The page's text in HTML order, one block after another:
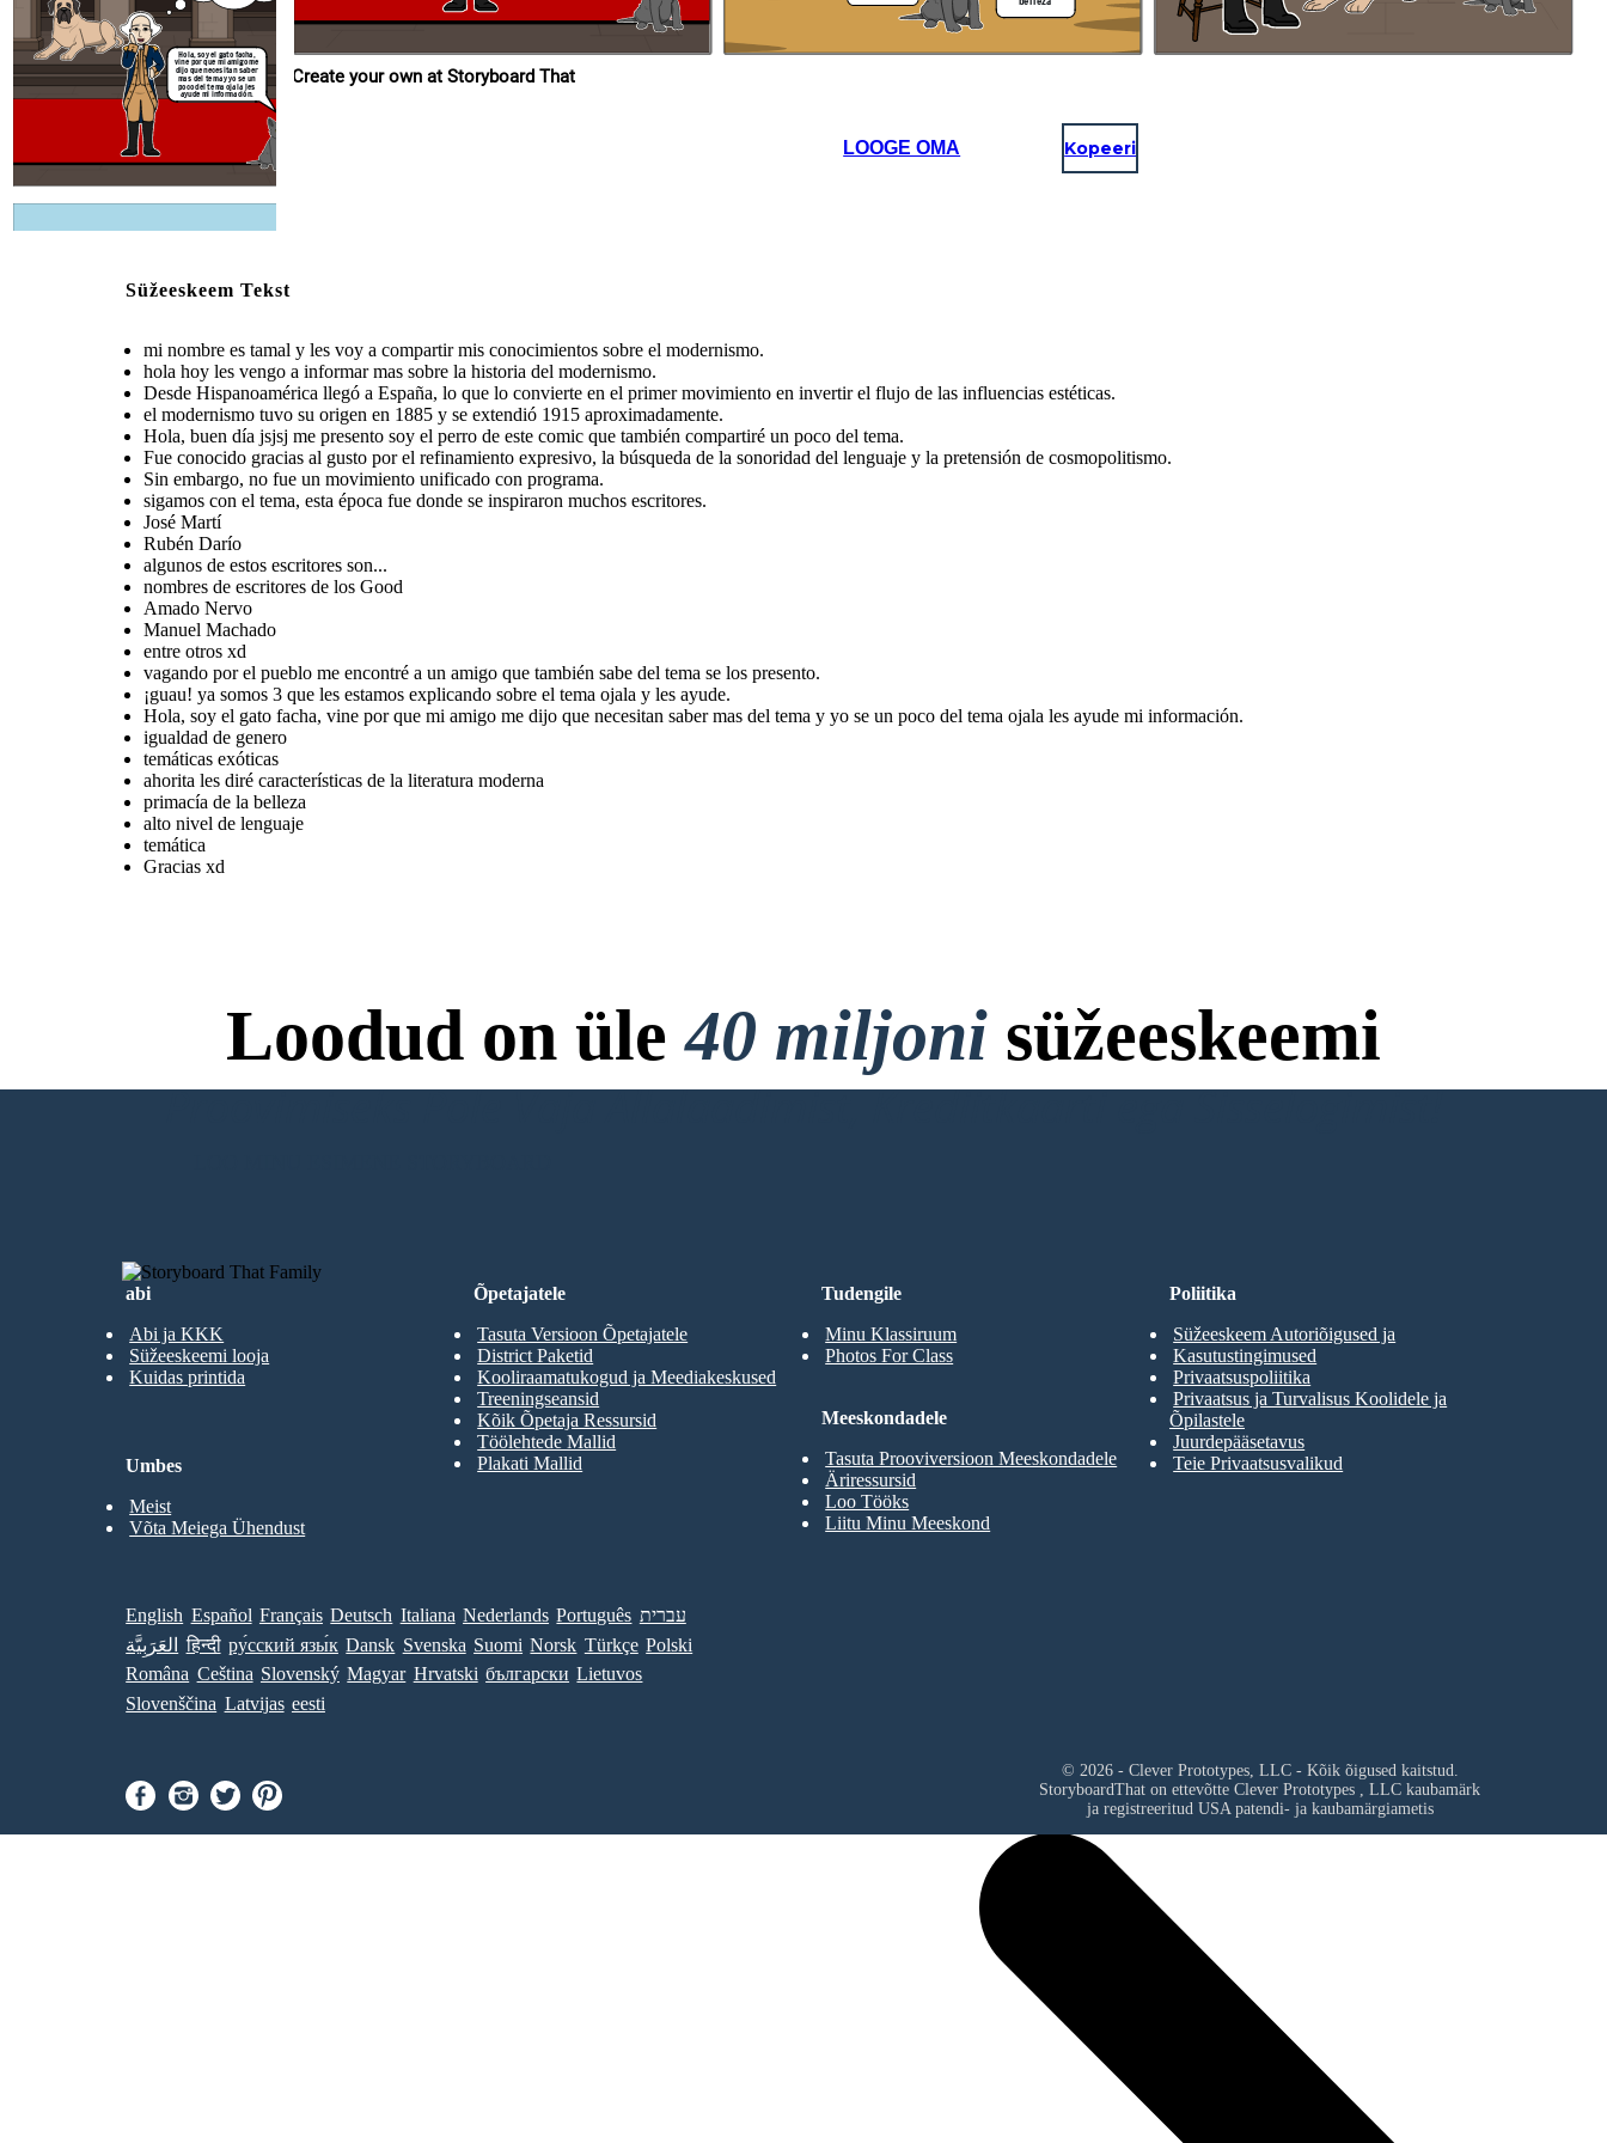
Create your own at Storyboard That
Hola, soy el gato facha,
vine por que mi amigo me
dijo que necesitan saber
mas del tema y yo se un
poco del tema ojala les
ayude mi información.
ahorita les diré
de la literatura
moderna
alto nivel
cosmopolitismo
presento soy el perro
sigamos con el tema,
esta época fue donde
se inspiraron muchos
escritores.
estos
son...
Manuel
ahorita les diré
características
de la literatura
moderna
primacía de la
belleza
alto nivel
igualdad de
temática
estos
escritores
losGood
Amado
Nervo
Manuel
Machado
Gracias xd
Create your own at Storyboard That
LOOGE OMA Kopeeri
Süžeeskeem Tekst
mi nombre es tamal y les voy a compartir mis conocimientos sobre el modernismo.
hola hoy les vengo a informar mas sobre la historia del modernismo.
Desde Hispanoamérica llegó a España, lo que lo convierte en el primer movimiento en invertir el flujo de las influencias estéticas.
el modernismo tuvo su origen en 1885 y se extendió 1915 aproximadamente.
Hola, buen día jsjsj me presento soy el perro de este comic que también compartiré un poco del tema.
Fue conocido gracias al gusto por el refinamiento expresivo, la búsqueda de la sonoridad del lenguaje y la pretensión de cosmopolitismo.
Sin embargo, no fue un movimiento unificado con programa.
sigamos con el tema, esta época fue donde se inspiraron muchos escritores.
José Martí
Rubén Darío
algunos de estos escritores son...
nombres de escritores de los Good
Amado Nervo
Manuel Machado
entre otros xd
vagando por el pueblo me encontré a un amigo que también sabe del tema se los presento.
¡guau! ya somos 3 que les estamos explicando sobre el tema ojala y les ayude.
Hola, soy el gato facha, vine por que mi amigo me dijo que necesitan saber mas del tema y yo se un poco del tema ojala les ayude mi información.
igualdad de genero
temáticas exóticas
ahorita les diré características de la literatura moderna
primacía de la belleza
alto nivel de lenguaje
temática
Gracias xd
Loodud on üle40 miljoni süžeeskeemi
Proovimiseks Pole Vaja Allalaadimist, Krediitkaarti ega Sisselogimist!
abi
Abi ja KKK
Süžeeskeemi looja
Kuidas printida
Tudengile
Minu Klassiruum
Photos For Class
Õpetajatele
Tasuta Versioon Õpetajatele
District Paketid
Kooliraamatukogud ja Meediakeskused
Treeningseansid
Kõik Õpetaja Ressursid
Töölehtede Mallid
Plakati Mallid
Meeskondadele
Tasuta Prooviversioon Meeskondadele
Äriressursid
Loo Tööks
Liitu Minu Meeskond
Umbes
Meist
Võta Meiega Ühendust
Poliitika
Süžeeskeem Autoriõigused ja
Kasutustingimused
Privaatsuspoliitika
Privaatsus ja Turvalisus Koolidele ja
Õpilastele
Juurdepääsetavus
Teie Privaatsusvalikud
English Español Français Deutsch Italiana Nederlands Português עברית
العَرَبِيَّة
हिन्दी ру́сский язы́к Dansk Svenska Suomi Norsk Türkçe Polski
Româna Ceština Slovenský Magyar Hrvatski български Lietuvos
Slovenščina Latvijas eesti
© 2026 - Clever Prototypes, LLC - Kõik õigused kaitstud.
StoryboardThat on ettevõtte Clever Prototypes , LLC kaubamärk
ja registreeritud USA patendi- ja kaubamärgiametis